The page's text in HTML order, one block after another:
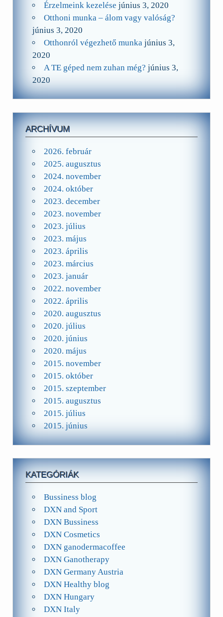
Érzelmeink kezelése június 3, 2020
Otthoni munka – álom vagy valóság?
június 3, 2020
Otthonról végezhető munka június 3,
2020
A TE géped nem zuhan még? június 3,
2020
ARCHÍVUM
2026. február
2025. augusztus
2024. november
2024. október
2023. december
2023. november
2023. július
2023. május
2023. április
2023. március
2023. január
2022. november
2022. április
2020. augusztus
2020. július
2020. június
2020. május
2015. november
2015. október
2015. szeptember
2015. augusztus
2015. július
2015. június
KATEGÓRIÁK
Bussiness blog
DXN and Sport
DXN Bussiness
DXN Cosmetics
DXN ganodermacoffee
DXN Ganotherapy
DXN Germany Austria
DXN Healthy blog
DXN Hungary
DXN Italy